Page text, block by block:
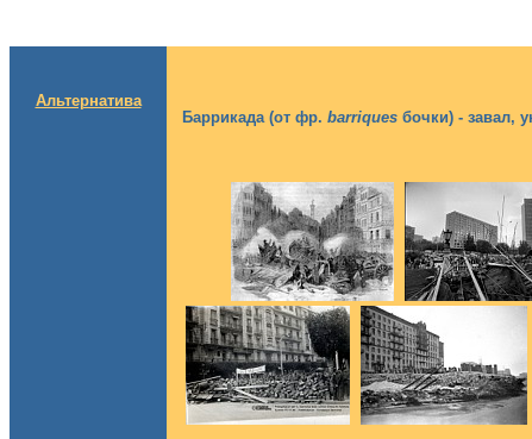
Альтернатива
Баррикада (от фр. barriques бочки) - завал,